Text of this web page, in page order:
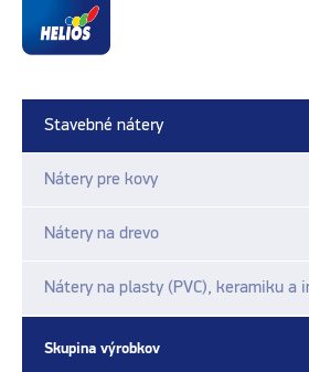
Stavebné nátery
Nátery pre kovy
Nátery na drevo
Nátery na plasty (PVC), keramiku a
Skupina výrobkov